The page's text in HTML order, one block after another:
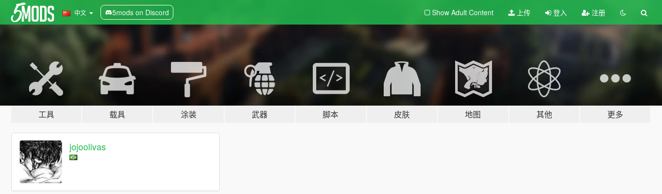
中文 5mods on Discord Show Adult Content 上传 登入 注册
工具 载具 涂装 武器 脚本 皮肤 地图 其他 更多
jojoolivas